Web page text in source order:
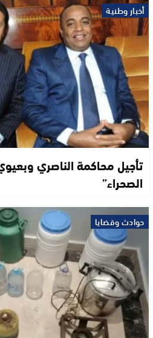
أخبار وطنية
تأجيل محاكمة الناصري
الصحراء”
حوادث وقضايا